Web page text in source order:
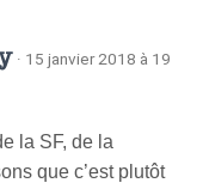
· 15 janvier 2018 à 19
la SF, de la
que c’est plutôt